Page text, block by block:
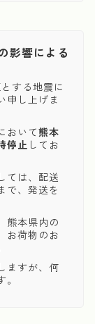
影響による
する地震に
申し上げま
おいて熊本
停止 してお
ては、配送
で、発送を
熊本県内の
お荷物のお
ますが、何